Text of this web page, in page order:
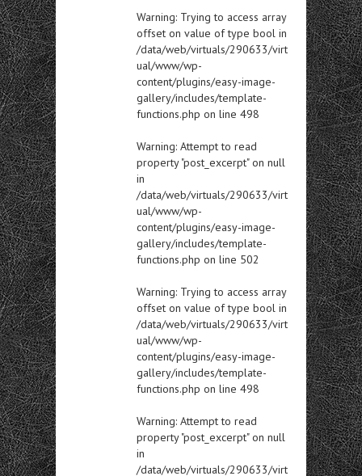
Warning: Trying to access array
offset on value of type bool in
/data/web/virtuals/290633/virt
ual/www/wp-
content/plugins/easy-image-
gallery/includes/template-
functions.php on line 498
Warning: Attempt to read
property "post_excerpt" on null
in
/data/web/virtuals/290633/virt
ual/www/wp-
content/plugins/easy-image-
gallery/includes/template-
functions.php on line 502
Warning: Trying to access array
offset on value of type bool in
/data/web/virtuals/290633/virt
ual/www/wp-
content/plugins/easy-image-
gallery/includes/template-
functions.php on line 498
Warning: Attempt to read
property "post_excerpt" on null
in
/data/web/virtuals/290633/virt